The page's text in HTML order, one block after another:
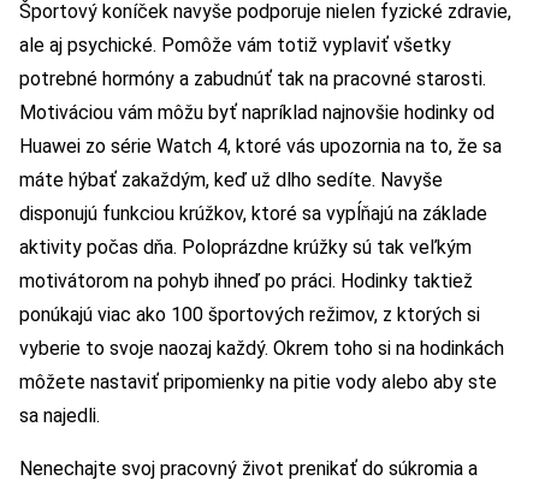
Športový koníček navyše podporuje nielen fyzické zdravie,
ale aj psychické. Pomôže vám totiž vyplaviť všetky
potrebné hormóny a zabudnúť tak na pracovné starosti.
Motiváciou vám môžu byť napríklad najnovšie hodinky od
Huawei zo série Watch 4, ktoré vás upozornia na to, že sa
máte hýbať zakaždým, keď už dlho sedíte. Navyše
disponujú funkciou krúžkov, ktoré sa vypĺňajú na základe
aktivity počas dňa. Poloprázdne krúžky sú tak veľkým
motivátorom na pohyb ihneď po práci. Hodinky taktiež
ponúkajú viac ako 100 športových režimov, z ktorých si
vyberie to svoje naozaj každý. Okrem toho si na hodinkách
môžete nastaviť pripomienky na pitie vody alebo aby ste
sa najedli.
Nenechajte svoj pracovný život prenikať do súkromia a